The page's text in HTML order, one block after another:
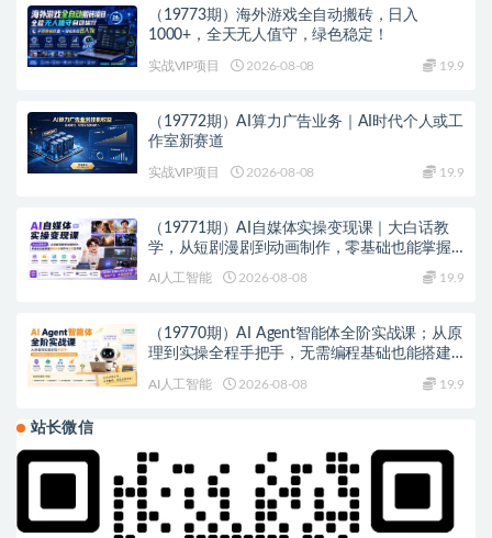
（19773期）海外游戏全自动搬砖，日入
1000+，全天无人值守，绿色稳定！
实战VIP项目 2026-08-08 19.9
（19772期）AI算力广告业务｜AI时代个人或工
作室新赛道
实战VIP项目 2026-08-08 19.9
（19771期）AI自媒体实操变现课｜大白话教
学，从短剧漫剧到动画制作，零基础也能掌握
AI人工智能 2026-08-08 19.9
（19770期）AI Agent智能体全阶实战课；从原
理到实操全程手把手，无需编程基础也能搭建
AI人工智能 2026-08-08 19.9
站长微信